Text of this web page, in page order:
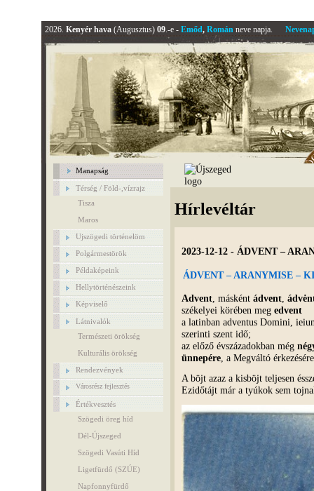
2026. Kenyér hava (Augusztus) 09.-e - Emőd, Románneve napja.
Manapság
Térség / Föld-,vízrajz
Tisza
Maros
Ujszögedi történelöm
Polgármestörök
Példaképeink
Hellytörténészeink
Képviselő
Látnivalók
Természeti örökség
Kulturális örökség
Rendezvények
Városrész fejlesztés
Értékvesztés
Szögedi öreg híd
Dél-Újszeged
Szögedi Vasúti Híd
Ligetfürdő (SZÚE)
Napfonnyfürdő
Hírlevéltár
2023-12-12 - ÁDVENT –
ÁDVENT – ARANYMISE –
Advent, másként ádvent,
székelyei körében meg edvent
a latinban adventus Domini,
szerinti szent idő;
az előző évszázadokban még
ünnepére, a Megváltó
A böjt azaz a kisböjt teljesen
Ezidőtájt már a tyúkok sem